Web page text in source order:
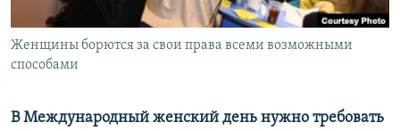
Женщины борются за свои права всеми возможными
способами
В Международный женский день нужно требовать